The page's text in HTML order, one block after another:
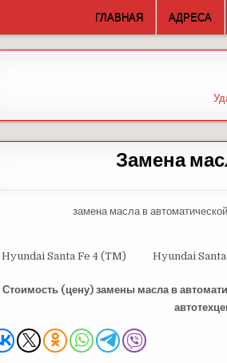
ГЛАВНАЯ АДРЕСА
Замена
замена масла в
Hyundai Santa Fe 4 (TM) Hyundai
Стоимость (цену) замены масла в